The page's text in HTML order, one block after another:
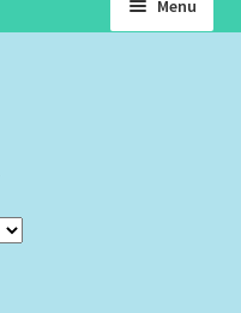
Menu